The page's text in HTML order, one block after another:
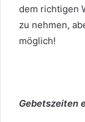
dem richtigen
zu nehmen,
möglich!
Gebetszeiten